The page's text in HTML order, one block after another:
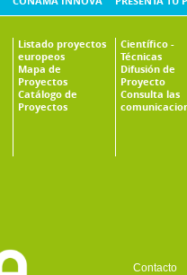
Listado proyectos
europeos
Mapa de
Proyectos
Catálogo de
Proyectos
Científico -
Técnicas
Difusión de
Proyecto
Consulta las
Contacto